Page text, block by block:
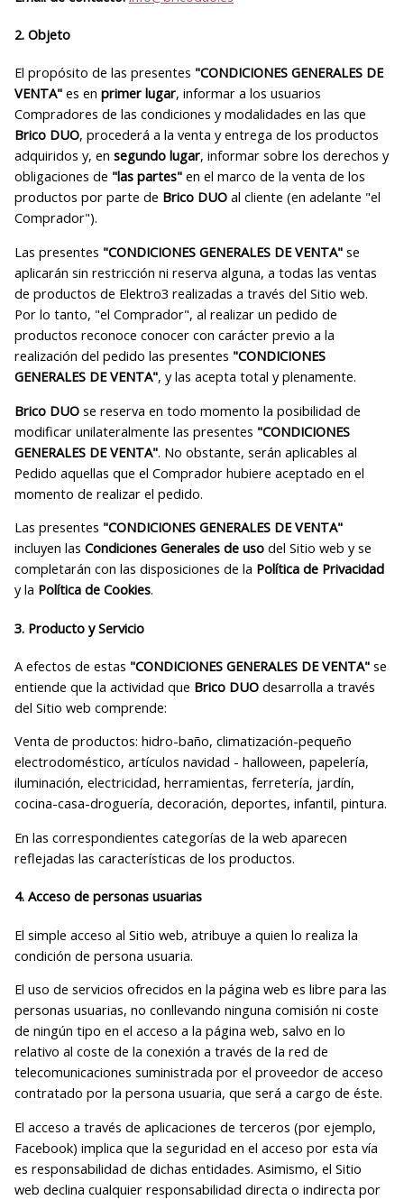
2. Objeto
El propósito de las presentes "CONDICIONES GENERALES DE
VENTA"es en primer lugar, informar a los usuarios
Compradores de las condiciones y modalidades en las que
Brico DUO, procederá a la venta y entrega de los productos
adquiridos y, en segundo lugar, informar sobre los derechos y
obligaciones de "las partes"en el marco de la venta de los
productos por parte de Brico DUOal cliente (en adelante "el
Comprador").
Las presentes "CONDICIONES GENERALES DE VENTA"se
aplicarán sin restricción ni reserva alguna, a todas las ventas
de productos de Elektro3 realizadas a través del Sitio web.
Por lo tanto, "el Comprador", al realizar un pedido de
productos reconoce conocer con carácter previo a la
realización del pedido las presentes "CONDICIONES
GENERALES DE VENTA", y las acepta total y plenamente.
Brico DUOse reserva en todo momento la posibilidad de
modificar unilateralmente las presentes "CONDICIONES
GENERALES DE VENTA". No obstante, serán aplicables al
Pedido aquellas que el Comprador hubiere aceptado en el
momento de realizar el pedido.
Las presentes "CONDICIONES GENERALES DE VENTA"
incluyen las Condiciones Generales de usodel Sitio web y se
completarán con las disposiciones de la Política de Privacidad
y la Política de Cookies.
3. Producto y Servicio
A efectos de estas "CONDICIONES GENERALES DE VENTA"se
entiende que la actividad que Brico DUOdesarrolla a través
del Sitio web comprende:
Venta de productos: hidro-baño, climatización-pequeño
electrodoméstico, artículos navidad - halloween, papelería,
iluminación, electricidad, herramientas, ferretería, jardín,
cocina-casa-droguería, decoración, deportes, infantil, pintura.
En las correspondientes categorías de la web aparecen
reflejadas las características de los productos.
4. Acceso de personas usuarias
El simple acceso al Sitio web, atribuye a quien lo realiza la
condición de persona usuaria.
El uso de servicios ofrecidos en la página web es libre para las
personas usuarias, no conllevando ninguna comisión ni coste
de ningún tipo en el acceso a la página web, salvo en lo
relativo al coste de la conexión a través de la red de
telecomunicaciones suministrada por el proveedor de acceso
contratado por la persona usuaria, que será a cargo de éste.
El acceso a través de aplicaciones de terceros (por ejemplo,
Facebook) implica que la seguridad en el acceso por esta vía
es responsabilidad de dichas entidades. Asimismo, el Sitio
web declina cualquier responsabilidad directa o indirecta por